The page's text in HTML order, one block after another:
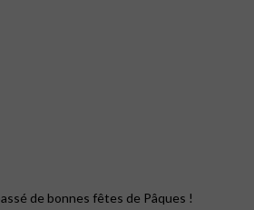
de bonnes fêtes de Pâques !